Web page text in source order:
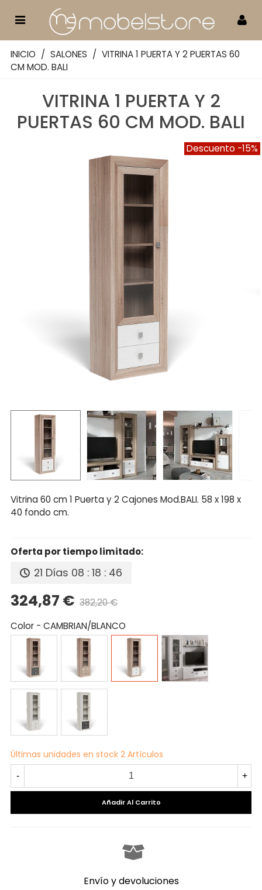
INICIO / SALONES / VITRINA 1 PUERTA Y 2 PUERTAS 60
CM MOD. BALI
VITRINA 1 PUERTA Y 2
PUERTAS 60 CM MOD. BALI
Descuento -15%
Vitrina 60 cm 1 Puerta y 2 Cajones Mod.BALI. 58 x 198 x
40 fondo cm.
Oferta por tiempo limitado:
21 Días 08 : 18 : 46
324,87 € 382,20 €
Color - CAMBRIAN/BLANCO
CAMBRIAN/PIZARRA
CAMBRIAN CAMBRIAN/BLANCO
BLANCO
TIBET TIBET/PIZARRA
Últimas unidades en stock 2 Artículos
- +
Añadir Al Carrito
Envío y devoluciones